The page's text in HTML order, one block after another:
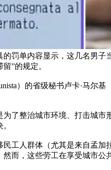
罚单内容显示，这几名男
”的规定。
）的省级秘书卢卡·马尔
了整治城市环境、打击城
工人群体（尤其是来自孟
而，这些劳工在享受城市公